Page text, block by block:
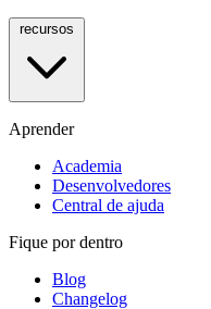
Aprender
Academia
Desenvolvedores
Central de ajuda
Fique por dentro
Blog
Changelog